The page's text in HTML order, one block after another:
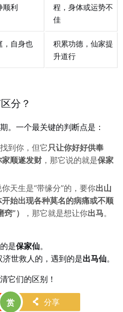
顺利
程，身体或运势不
佳
，自身也
积累功德，仙家提
升道行
分？
。一个最关键的判断点是：
到你，但它只让你好好供奉
顺遂发财，那它说的就是保家
天生是“带缘分”的，要你出山
始出现各种莫名的病痛或不顺
窍”）
，那它就是想让你出马。
是保家仙。
世救人的，遇到的是出马仙。
它们的区别！
赏 󰄯 分享